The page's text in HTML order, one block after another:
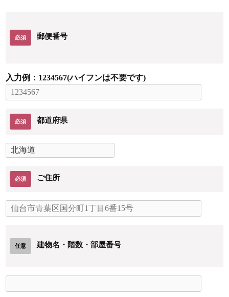
必須 郵便番号
入力例：1234567(ハイフンは不要です)
必須 都道府県
必須 ご住所
任意 建物名・階数・部屋番号